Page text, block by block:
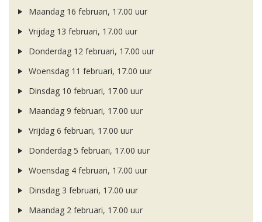
Maandag 16 februari, 17.00 uur
Vrijdag 13 februari, 17.00 uur
Donderdag 12 februari, 17.00 uur
Woensdag 11 februari, 17.00 uur
Dinsdag 10 februari, 17.00 uur
Maandag 9 februari, 17.00 uur
Vrijdag 6 februari, 17.00 uur
Donderdag 5 februari, 17.00 uur
Woensdag 4 februari, 17.00 uur
Dinsdag 3 februari, 17.00 uur
Maandag 2 februari, 17.00 uur